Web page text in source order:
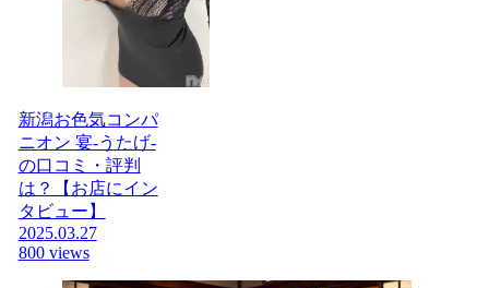
新潟お色気コンパ
ニオン 宴-うたげ-
の口コミ・評判
は？【お店にイン
タビュー】
2025.03.27
800 views